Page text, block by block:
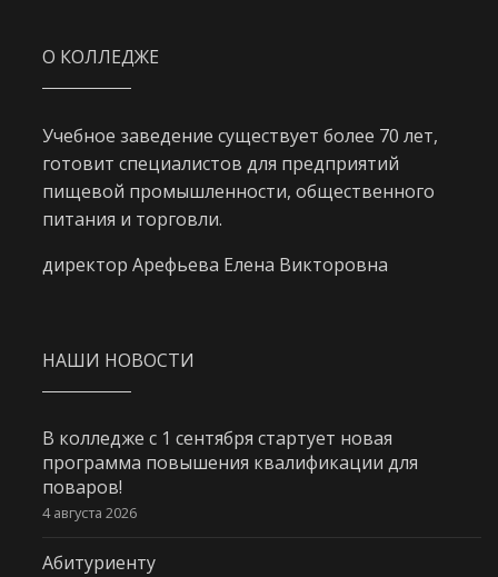
О КОЛЛЕДЖЕ
Учебное заведение существует более 70 лет,
готовит специалистов для предприятий
пищевой промышленности, общественного
питания и торговли.
директор Арефьева Елена Викторовна
НАШИ НОВОСТИ
В колледже с 1 сентября стартует новая
программа повышения квалификации для
поваров!
4 августа 2026
Абитуриенту